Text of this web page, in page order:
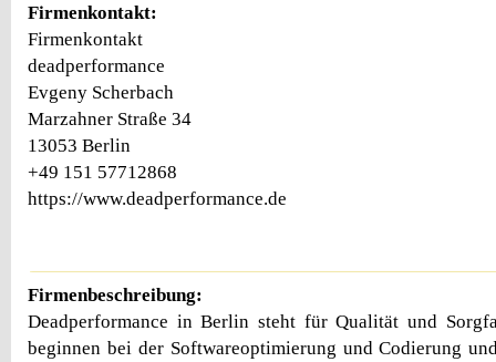
Firmenkontakt:
Firmenkontakt
deadperformance
Evgeny Scherbach
Marzahner Straße 34
13053 Berlin
+49 151 57712868
https://www.deadperformance.de
Firmenbeschreibung:
Deadperformance in Berlin steht für Qualität und
beginnen bei der Softwareoptimierung und Codierung